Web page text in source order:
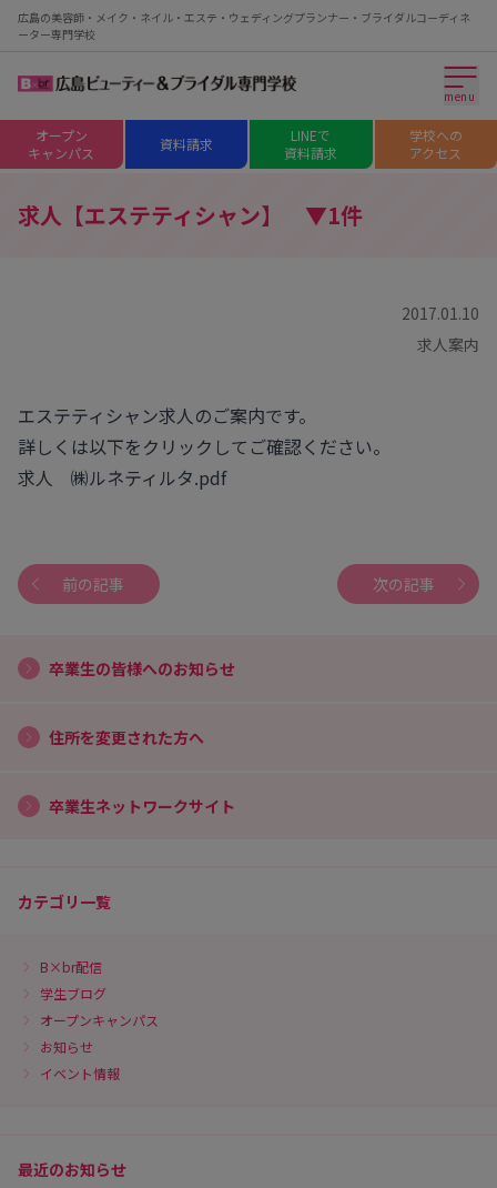
広島の美容師・メイク・ネイル・エステ・ウェディングプランナー・ブライダルコーディネ
ーター専門学校
menu
オープン
キャンパス
資料請求
LINEで
資料請求
学校への
アクセス
求人【エステティシャン】 ▼1件
2017.01.10
求人案内
エステティシャン求人のご案内です。
詳しくは以下をクリックしてご確認ください。
求人 ㈱ルネティルタ.pdf
前の記事 次の記事
卒業生の皆様へのお知らせ
住所を変更された方へ
卒業生ネットワークサイト
カテゴリ一覧
B×br配信
学生ブログ
オープンキャンパス
お知らせ
イベント情報
最近のお知らせ